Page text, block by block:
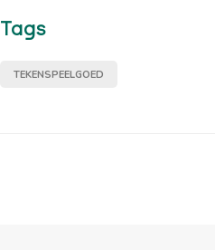
Tags
TEKENSPEELGOED